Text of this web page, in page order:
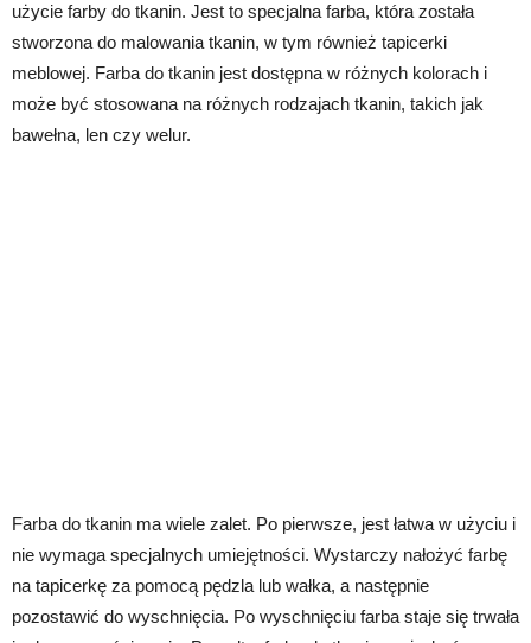
użycie farby do tkanin. Jest to specjalna farba, która została
stworzona do malowania tkanin, w tym również tapicerki
meblowej. Farba do tkanin jest dostępna w różnych kolorach i
może być stosowana na różnych rodzajach tkanin, takich jak
bawełna, len czy welur.
Farba do tkanin ma wiele zalet. Po pierwsze, jest łatwa w użyciu i
nie wymaga specjalnych umiejętności. Wystarczy nałożyć farbę
na tapicerkę za pomocą pędzla lub wałka, a następnie
pozostawić do wyschnięcia. Po wyschnięciu farba staje się trwała